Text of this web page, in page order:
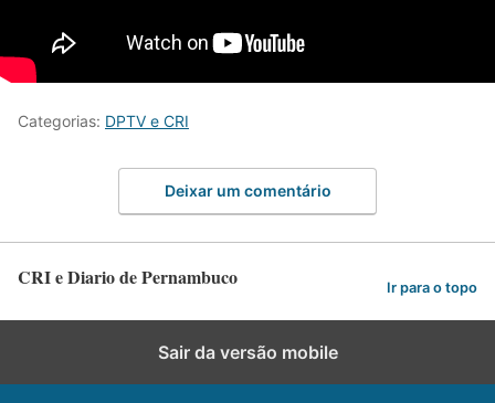
Categorias: DPTV e CRI
Deixar um comentário
CRI e Diario de Pernambuco Ir para o topo
Sair da versão mobile